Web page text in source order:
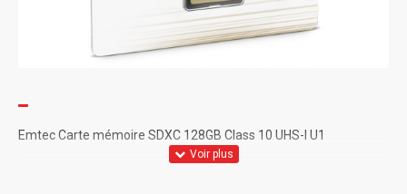
Emtec Carte mémoire SDXC 128GB Class 10 UHS-I U1